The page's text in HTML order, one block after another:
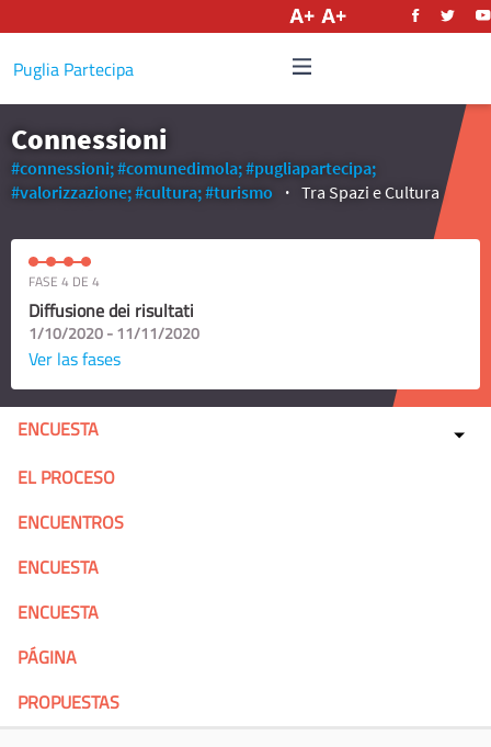
Puglia Partecipa
Connessioni
#connessioni;#comunedimola;#pugliapartecipa;
#valorizzazione;#cultura;#turismo Tra Spazi e Cultura
FASE 4 DE 4
Diffusione dei risultati
1/10/2020 - 11/11/2020
Ver las fases
ENCUESTA
EL PROCESO
ENCUENTROS
ENCUESTA
ENCUESTA
PÁGINA
PROPUESTAS